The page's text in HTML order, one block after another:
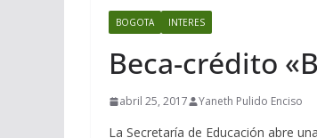
BOGOTA INTERES
Beca-crédito
abril 25, 2017 Yaneth Pulido Enciso
La Secretaría de Educación abre